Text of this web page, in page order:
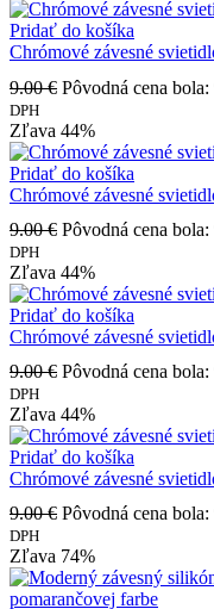
Pridať do košíka
Chrómové závesné
9.00€ Pôvodná cena bola:
DPH
Zľava 44%
Pridať do košíka
Chrómové závesné
9.00€ Pôvodná cena bola:
DPH
Zľava 44%
Pridať do košíka
Chrómové závesné
9.00€ Pôvodná cena bola:
DPH
Zľava 44%
Pridať do košíka
Chrómové závesné
9.00€ Pôvodná cena bola:
DPH
Zľava 74%